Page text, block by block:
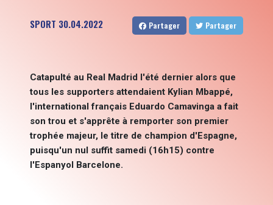
SPORT 30.04.2022 Partager Partager
Catapulté au Real Madrid l'été dernier alors que
tous les supporters attendaient Kylian Mbappé,
l'international français Eduardo Camavinga a fait
son trou et s'apprête à remporter son premier
trophée majeur, le titre de champion d'Espagne,
puisqu'un nul suffit samedi (16h15) contre
l'Espanyol Barcelone.